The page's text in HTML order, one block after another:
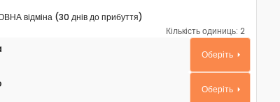
відміна (30 днів до прибуття)
Кількість одиниць: 2
Умаг - Umag A-27268-a
Оберіть
Оберіть